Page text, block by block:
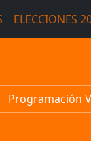
ELECCIONES
Programación